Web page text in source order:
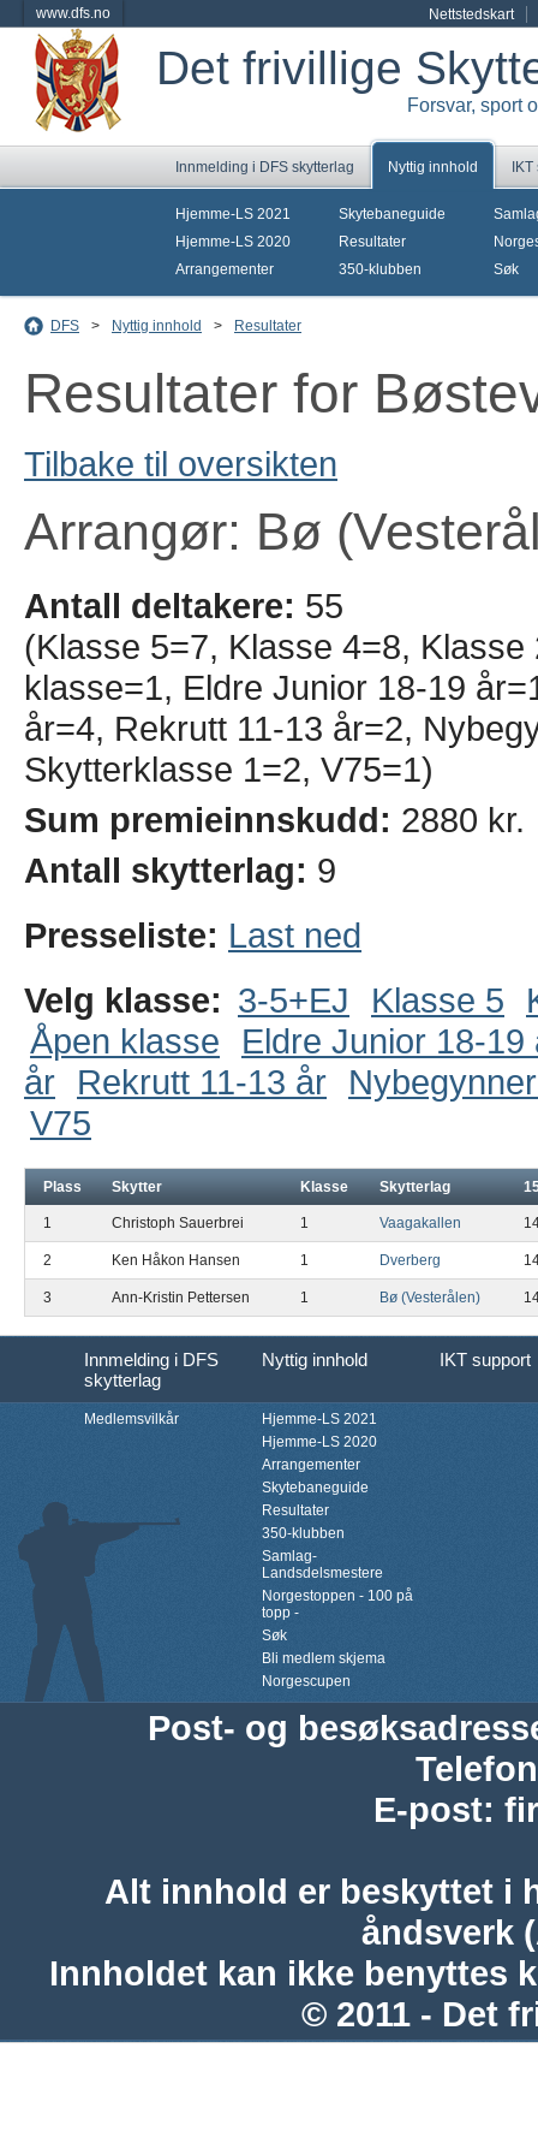
www.dfs.no Nettstedskart
Det frivillige
Forsvar, sport
Innmelding i DFS skytterlag Nyttig innhold
Hjemme-LS 2021
Hjemme-LS 2020
Arrangementer
Skytebaneguide
Resultater
350-klubben
Søk
DFS > Nyttig innhold > Resultater
Resultater for
Tilbake til oversikten
Arrangør: Bø
Antall deltakere: 55
(Klasse 5=7, Klasse 4=8,
klasse=1, Eldre Junior 18-19
år=4, Rekrutt 11-13 år=2,
Skytterklasse 1=2, V75=1)
Sum premieinnskudd: 2880 kr.
Antall skytterlag: 9
Presseliste: Last ned
Velg klasse: 3-5+EJ Klasse 5
Åpen klasse
Eldre Junior 18-19
år
Rekrutt 11-13 år
V75
Plass Skytter Klasse Skytterlag
1 Christoph Sauerbrei 1 Vaagakallen
2 Ken Håkon Hansen 1 Dverberg
3 Ann-Kristin Pettersen 1 Bø (Vesterålen)
Innmelding i DFS
skytterlag
Nyttig innhold IKT support
Medlemsvilkår
Hjemme-LS 2021
Hjemme-LS 2020
Arrangementer
Skytebaneguide
Resultater
350-klubben
Samlag-
Landsdelsmestere
Norgestoppen - 100 på
topp -
Søk
Bli medlem skjema
Norgescupen
Post- og
Telefon
E-post:
Alt innhold er beskyttet i
åndsverk
Innholdet kan ikke benyttes
© 2011 - Det